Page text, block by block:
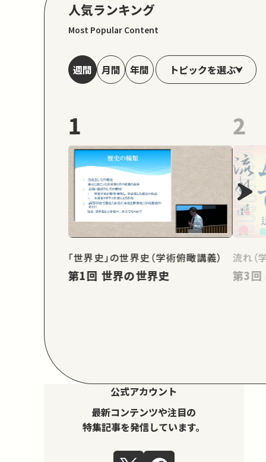
人気ランキング
Most Popular Content
週間 月間 年間 トピックを選ぶ
1
「世界史」の世界史（学術俯瞰講義）
第1回 世界の世界史
2
流れ（
公式アカウント
最新コンテンツや注目の
特集記事を発信しています。